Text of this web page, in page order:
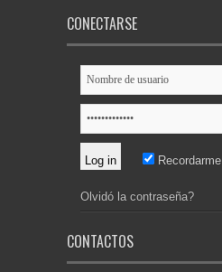
CONECTARSE
Recordarme
Olvidó la contraseña?
CONTACTOS